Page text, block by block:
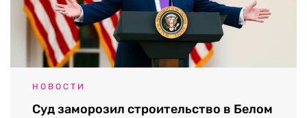
НОВОСТИ
Суд заморозил строительство в Белом